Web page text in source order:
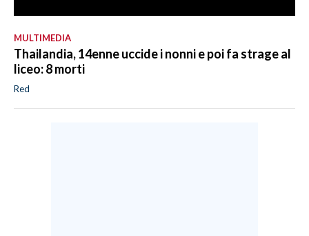
MULTIMEDIA
Thailandia, 14enne uccide i nonni e poi fa strage al
liceo: 8 morti
Red